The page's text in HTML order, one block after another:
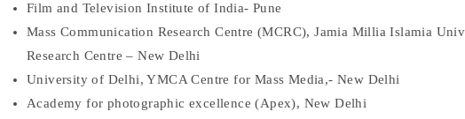
Film and Television Institute of India- Pune
Mass Communication Research Centre (MCRC), Jamia Millia Islamia
Research Centre – New Delhi
University of Delhi, YMCA Centre for Mass Media,- New Delhi
Academy for photographic excellence (Apex), New Delhi